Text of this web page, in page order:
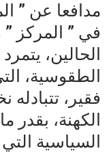
مدافعا عن ”
في ” المركز
الحالين،
الطقوسية،
فقير،
الكهنة،
السياسية